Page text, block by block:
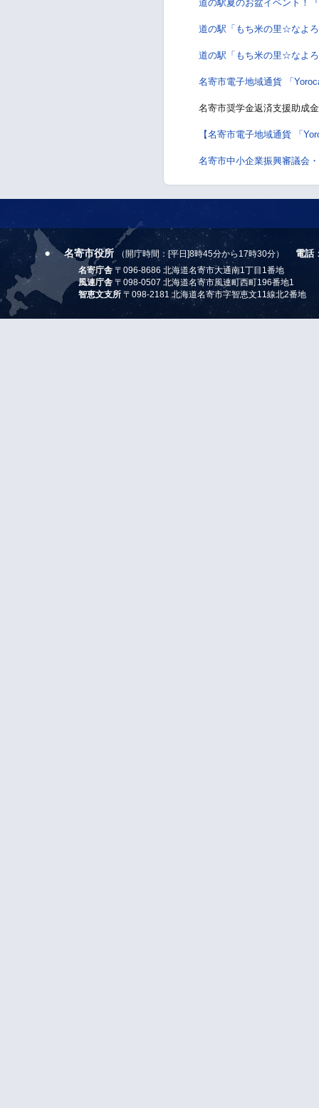
道の駅夏のお盆イベント！
道の駅「もち米の里☆なよ
道の駅「もち米の里☆なよ
名寄市電子地域通貨 「
名寄市奨学金返済支援助成
【名寄市電子地域通貨 「
名寄市中小企業振興審議会
名寄市役所 （開庁時間：[平日]8時45分から17時30分） 電話
名寄庁舎 〒096-8686 北海道名寄市大通南1丁目1番地
風連庁舎 〒098-0507 北海道名寄市風連町西町196番地1
智恵文支所 〒098-2181 北海道名寄市字智恵文11線北2番地